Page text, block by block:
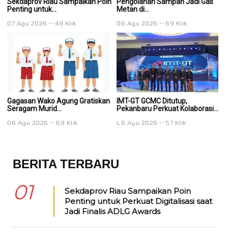
Sekdaprov Riau Sampaikan Poin
Penting untuk...
07 Agu 2026 49 Klik
Pengolahan Sampah Jadi Gas
Metan di...
06 Agu 2026 69 Klik
Gagasan Wako Agung Gratiskan
Seragam Murid...
06 Agu 2026 69 Klik
IMT-GT GCMC Ditutup,
Pekanbaru Perkuat Kolaborasi...
06 Agu 2026 57 Klik
BERITA TERBARU
01
Sekdaprov Riau Sampaikan Poin
Penting untuk Perkuat Digitalisasi saat
Jadi Finalis ADLG Awards